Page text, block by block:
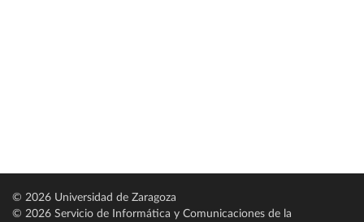
© 2026 Universidad de Zaragoza
© 2026 Servicio de Informática y Comunicaciones de la